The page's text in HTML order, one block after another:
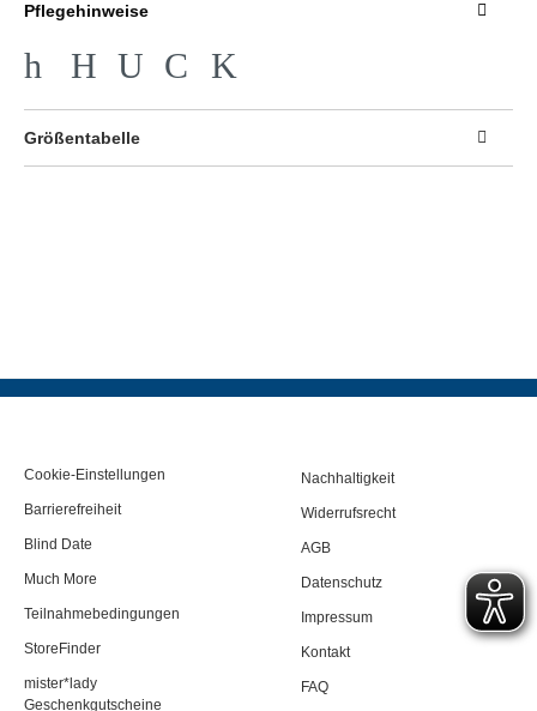
Pflegehinweise
h H U C K
Größentabelle
Cookie-Einstellungen
Barrierefreiheit
Blind Date
Much More
Teilnahmebedingungen
StoreFinder
mister*lady
Geschenkgutscheine
Nachhaltigkeit
Widerrufsrecht
AGB
Datenschutz
Impressum
Kontakt
FAQ